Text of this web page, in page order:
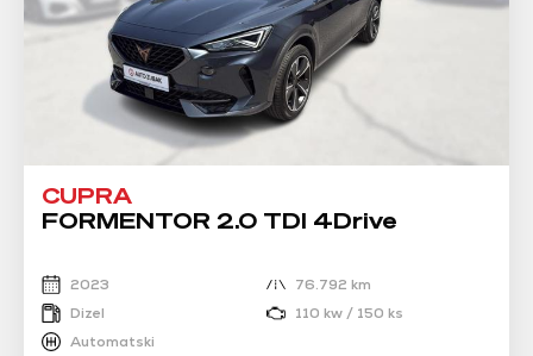
CUPRA
FORMENTOR 2.0 TDI 4Drive
2023
76.792 km
Dizel
110 kw / 150 ks
Automatski